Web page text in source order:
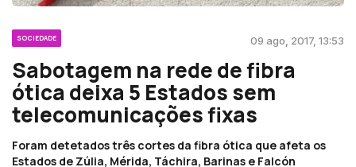
SOCIEDADE 09 ago, 2017, 13:53
Sabotagem na rede de fibra
ótica deixa 5 Estados sem
telecomunicações fixas
Foram detetados três cortes da fibra ótica que afeta os
Estados de Zúlia, Mérida, Táchira, Barinas e Falcón